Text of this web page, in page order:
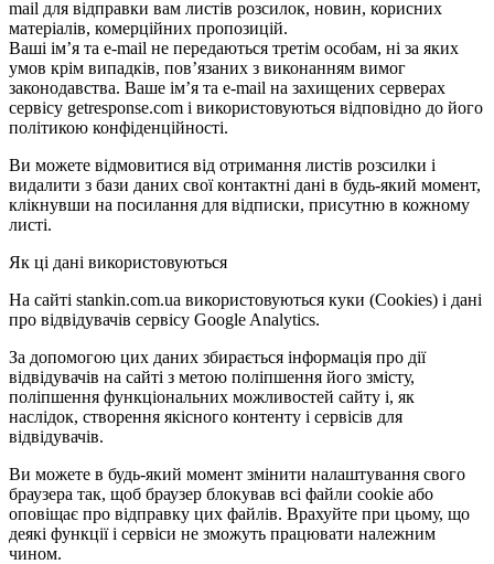
mail для відправки вам листів розсилок, новин, корисних
матеріалів, комерційних пропозицій.
Ваші ім’я та e-mail не передаються третім особам, ні за яких
умов крім випадків, пов’язаних з виконанням вимог
законодавства. Ваше ім’я та e-mail на захищених серверах
сервісу getresponse.com і використовуються відповідно до його
політикою конфіденційності.
Ви можете відмовитися від отримання листів розсилки і
видалити з бази даних свої контактні дані в будь-який момент,
клікнувши на посилання для відписки, присутню в кожному
листі.
Як ці дані використовуються
На сайті stankin.com.ua використовуються куки (Cookies) і дані
про відвідувачів сервісу Google Analytics.
За допомогою цих даних збирається інформація про дії
відвідувачів на сайті з метою поліпшення його змісту,
поліпшення функціональних можливостей сайту і, як
наслідок, створення якісного контенту і сервісів для
відвідувачів.
Ви можете в будь-який момент змінити налаштування свого
браузера так, щоб браузер блокував всі файли cookie або
оповіщає про відправку цих файлів. Врахуйте при цьому, що
деякі функції і сервіси не зможуть працювати належним
чином.